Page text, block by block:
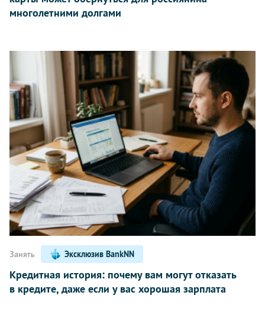
многолетними долгами
Занять Эксклюзив BankNN
Кредитная история: почему вам могут отказать
в кредите, даже если у вас хорошая зарплата